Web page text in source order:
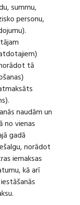
summu,
personu,
tā
naudām un
no vienas
gadā
norādot
iemaksas
kā arī